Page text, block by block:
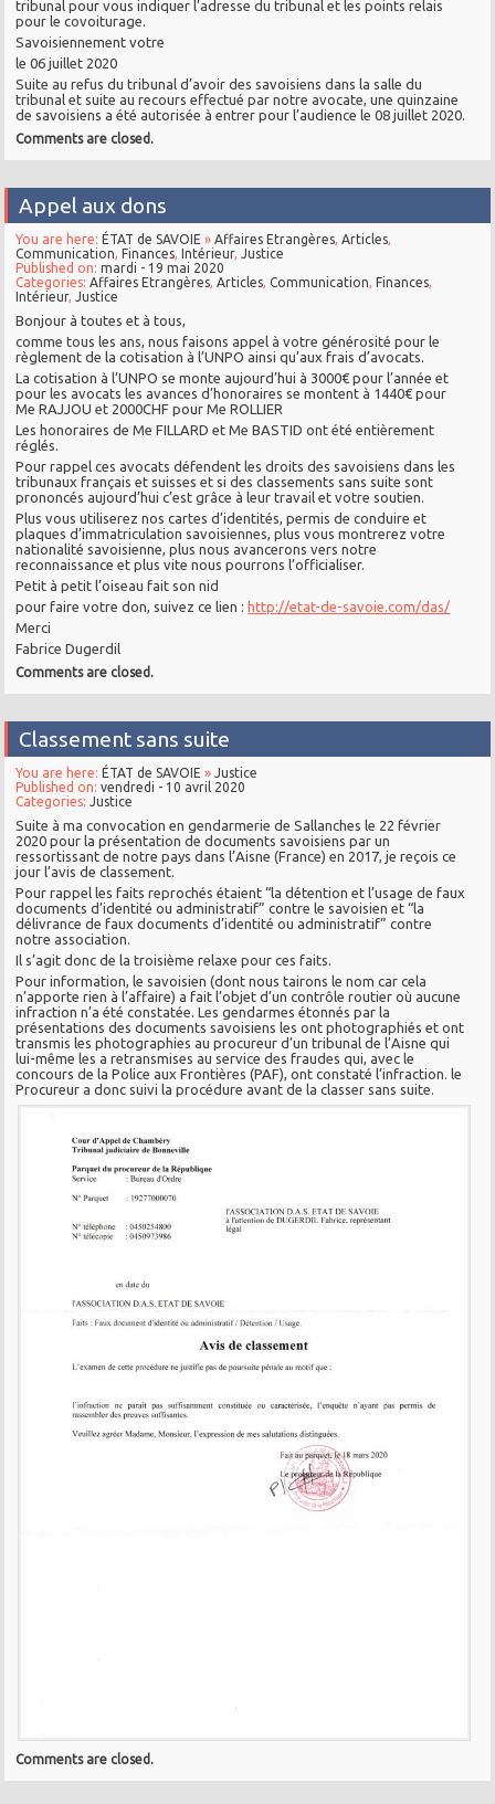
tribunal pour vous indiquer l’adresse du tribunal et les points relais
pour le covoiturage.
Savoisiennement votre
le 06 juillet 2020
Suite au refus du tribunal d’avoir des savoisiens dans la salle du
tribunal et suite au recours effectué par notre avocate, une quinzaine
de savoisiens a été autorisée à entrer pour l’audience le 08 juillet 2020.
Comments are closed.
Appel aux dons
You are here: ÉTAT de SAVOIE »Affaires Etrangères,Articles,
Communication, Finances, Intérieur,Justice
Published on:mardi - 19 mai 2020
Categories:Affaires Etrangères,Articles,Communication, Finances,
Intérieur,Justice
Bonjour à toutes et à tous,
comme tous les ans, nous faisons appel à votre générosité pour le
règlement de la cotisation à l’UNPO ainsi qu’aux frais d’avocats.
La cotisation à l’UNPO se monte aujourd’hui à 3000€ pour l’année et
pour les avocats les avances d’honoraires se montent à 1440€ pour
Me RAJJOU et 2000CHF pour Me ROLLIER
Les honoraires de Me FILLARD et Me BASTID ont été entièrement
réglés.
Pour rappel ces avocats défendent les droits des savoisiens dans les
tribunaux français et suisses et si des classements sans suite sont
prononcés aujourd’hui c’est grâce à leur travail et votre soutien.
Plus vous utiliserez nos cartes d’identités, permis de conduire et
plaques d’immatriculation savoisiennes, plus vous montrerez votre
nationalité savoisienne, plus nous avancerons vers notre
reconnaissance et plus vite nous pourrons l’officialiser.
Petit à petit l’oiseau fait son nid
pour faire votre don, suivez ce lien : http://etat-de-savoie.com/das/
Merci
Fabrice Dugerdil
Comments are closed.
Classement sans suite
You are here: ÉTAT de SAVOIE »Justice
Published on:vendredi - 10 avril 2020
Categories:Justice
Suite à ma convocation en gendarmerie de Sallanches le 22 février
2020 pour la présentation de documents savoisiens par un
ressortissant de notre pays dans l’Aisne (France) en 2017, je reçois ce
jour l’avis de classement.
Pour rappel les faits reprochés étaient “la détention et l’usage de faux
documents d’identité ou administratif” contre le savoisien et “la
délivrance de faux documents d’identité ou administratif” contre
notre association.
Il s’agit donc de la troisième relaxe pour ces faits.
Pour information, le savoisien (dont nous tairons le nom car cela
n’apporte rien à l’affaire) a fait l’objet d’un contrôle routier où aucune
infraction n’a été constatée. Les gendarmes étonnés par la
présentations des documents savoisiens les ont photographiés et ont
transmis les photographies au procureur d’un tribunal de l’Aisne qui
lui-même les a retransmises au service des fraudes qui, avec le
concours de la Police aux Frontières (PAF), ont constaté l’infraction. le
Procureur a donc suivi la procédure avant de la classer sans suite.
Comments are closed.